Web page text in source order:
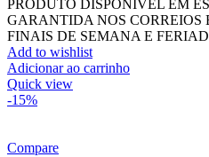
PRODUTO DISPONÍVEL EM
GARANTIDA NOS CORREIOS
FINAIS DE SEMANA E
Add to wishlist
Adicionar ao carrinho
Quick view
-15%
Compare